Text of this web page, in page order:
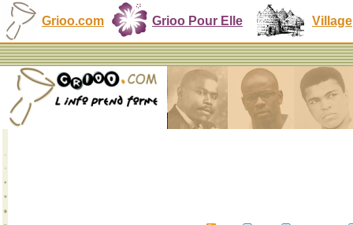
Grioo.com Grioo Pour Elle Village